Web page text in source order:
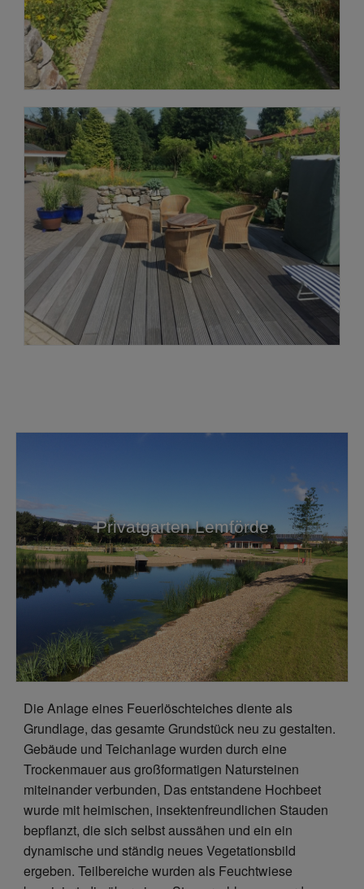
Die Anlage eines Feuerlöschteiches diente als
Grundlage, das gesamte Grundstück neu zu gestalten.
Gebäude und Teichanlage wurden durch eine
Trockenmauer aus großformatigen Natursteinen
miteinander verbunden, Das entstandene Hochbeet
wurde mit heimischen, insektenfreundlichen Stauden
bepflanzt, die sich selbst aussähen und ein ein
dynamische und ständig neues Vegetationsbild
ergeben. Teilbereiche wurden als Feuchtwiese
Privatgarten Lemförde